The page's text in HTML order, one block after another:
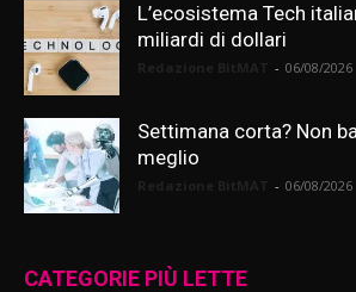
L’ecosistema Tech
miliardi di dollari
- 06/08/2026
Settimana corta? Non
meglio
- 06/08/2026
CATEGORIE PIÙ LETTE